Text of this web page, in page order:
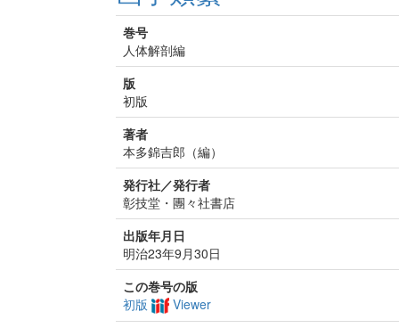
巻号
人体解剖編
版
初版
著者
本多錦吉郎（編）
発行社／発行者
彰技堂・團々社書店
出版年月日
明治23年9月30日
この巻号の版
初版
Viewer